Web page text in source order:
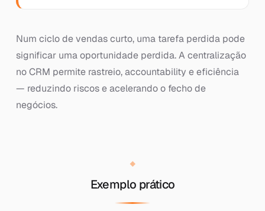
Num ciclo de vendas curto, uma tarefa perdida pode
significar uma oportunidade perdida. A centralização
no CRM permite rastreio, accountability e eficiência
— reduzindo riscos e acelerando o fecho de
negócios.
Exemplo prático